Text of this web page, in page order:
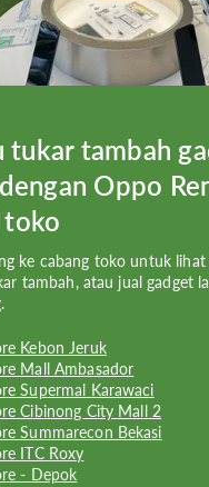
32 MP, f/2.4 (punch-
5.2
Dimensity 1200 Max
UFS 3.1
90Hz
tukar tambah
Oppo
toko
ke cabang toko untuk lihat
tambah, atau jual gadget
Kebon Jeruk
Mall Ambasador
Supermal Karawaci
Cibinong City Mall 2
Summarecon Bekasi
ITC Roxy
- Depok